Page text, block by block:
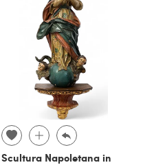
Scultura Napoletana in